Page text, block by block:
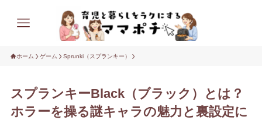
ホーム ゲーム Sprunki（スプランキー）
スプランキーBlack（ブラック）とは？
ホラーを操る謎キャラの魅力と裏設定に